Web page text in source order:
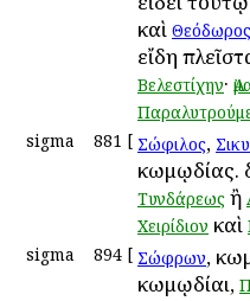
καὶ Θεόδωρος
εἴδη
Βελεστίχην·
sigma
881 [ Σώφιλος,
κωμῳδίας.
Τυνδάρεως ἢ
Χειρίδιον καὶ
sigma 894 [ Σώφρων,
κωμῳδίαι,